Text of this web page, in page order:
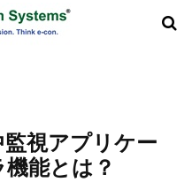
視アプリケー
能とは？